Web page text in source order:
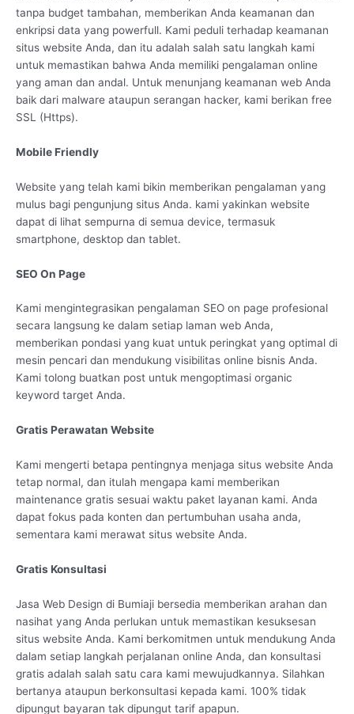
tanpa budget tambahan, memberikan Anda keamanan dan
enkripsi data yang powerfull. Kami peduli terhadap keamanan
situs website Anda, dan itu adalah salah satu langkah kami
untuk memastikan bahwa Anda memiliki pengalaman online
yang aman dan andal. Untuk menunjang keamanan web Anda
baik dari malware ataupun serangan hacker, kami berikan free
SSL (Https).
Mobile Friendly
Website yang telah kami bikin memberikan pengalaman yang
mulus bagi pengunjung situs Anda. kami yakinkan website
dapat di lihat sempurna di semua device, termasuk
smartphone, desktop dan tablet.
SEO On Page
Kami mengintegrasikan pengalaman SEO on page profesional
secara langsung ke dalam setiap laman web Anda,
memberikan pondasi yang kuat untuk peringkat yang optimal di
mesin pencari dan mendukung visibilitas online bisnis Anda.
Kami tolong buatkan post untuk mengoptimasi organic
keyword target Anda.
Gratis Perawatan Website
Kami mengerti betapa pentingnya menjaga situs website Anda
tetap normal, dan itulah mengapa kami memberikan
maintenance gratis sesuai waktu paket layanan kami. Anda
dapat fokus pada konten dan pertumbuhan usaha anda,
sementara kami merawat situs website Anda.
Gratis Konsultasi
Jasa Web Design di Bumiaji bersedia memberikan arahan dan
nasihat yang Anda perlukan untuk memastikan kesuksesan
situs website Anda. Kami berkomitmen untuk mendukung Anda
dalam setiap langkah perjalanan online Anda, dan konsultasi
gratis adalah salah satu cara kami mewujudkannya. Silahkan
bertanya ataupun berkonsultasi kepada kami. 100% tidak
dipungut bayaran tak dipungut tarif apapun.